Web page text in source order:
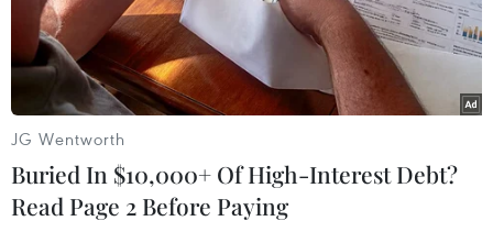
JG Wentworth
Buried In $10,000+ Of High-Interest Debt?
Read Page 2 Before Paying